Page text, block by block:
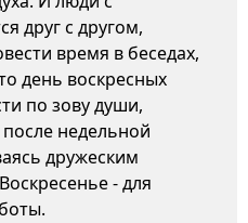
друг с другом,
время в беседах,
день воскресных
по зову души,
недельной
дружеским
- для